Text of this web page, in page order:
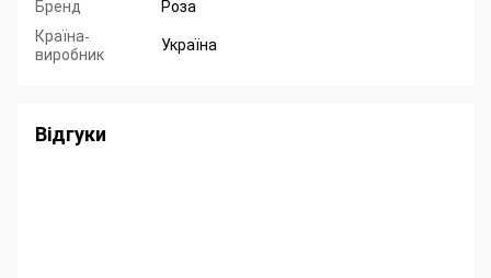
Бренд
Роза
Країна-
виробник
Україна
Відгуки